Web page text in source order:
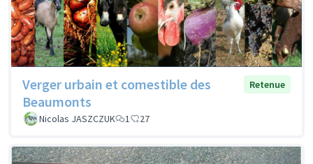
Verger urbain et comestible des
Beaumonts
Retenue
Nicolas JASZCZUK 1 27